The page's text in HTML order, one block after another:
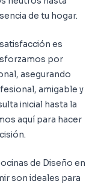
de tu hogar.
es
por
asegurando
amigable y
inicial hasta la
aquí para hacer
de Diseño en
son ideales para